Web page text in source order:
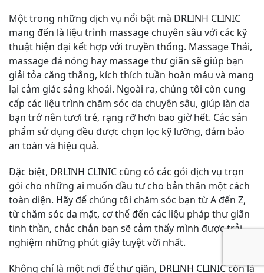
Một trong những dịch vụ nổi bật mà DRLINH CLINIC
mang đến là liệu trình massage chuyên sâu với các kỹ
thuật hiện đại kết hợp với truyền thống. Massage Thái,
massage đá nóng hay massage thư giãn sẽ giúp bạn
giải tỏa căng thẳng, kích thích tuần hoàn máu và mang
lại cảm giác sảng khoái. Ngoài ra, chúng tôi còn cung
cấp các liệu trình chăm sóc da chuyên sâu, giúp làn da
bạn trở nên tươi trẻ, rạng rỡ hơn bao giờ hết. Các sản
phẩm sử dụng đều được chọn lọc kỹ lưỡng, đảm bảo
an toàn và hiệu quả.
Đặc biệt, DRLINH CLINIC cũng có các gói dịch vụ trọn
gói cho những ai muốn đầu tư cho bản thân một cách
toàn diện. Hãy để chúng tôi chăm sóc bạn từ A đến Z,
từ chăm sóc da mặt, cơ thể đến các liệu pháp thư giãn
tinh thần, chắc chắn bạn sẽ cảm thấy mình được trải
nghiệm những phút giây tuyệt vời nhất.
Không chỉ là một nơi để thư giãn, DRLINH CLINIC còn là